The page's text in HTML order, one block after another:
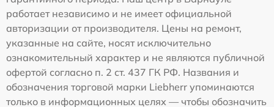
работает независимо и не имеет официальной
авторизации от производителя. Цены на ремонт,
указанные на сайте, носят исключительно
ознакомительный характер и не являются публичной
офертой согласно п. 2 ст. 437 ГК РФ. Названия и
обозначения торговой марки Liebherr упоминаются
только в информационных целях — чтобы обозначить